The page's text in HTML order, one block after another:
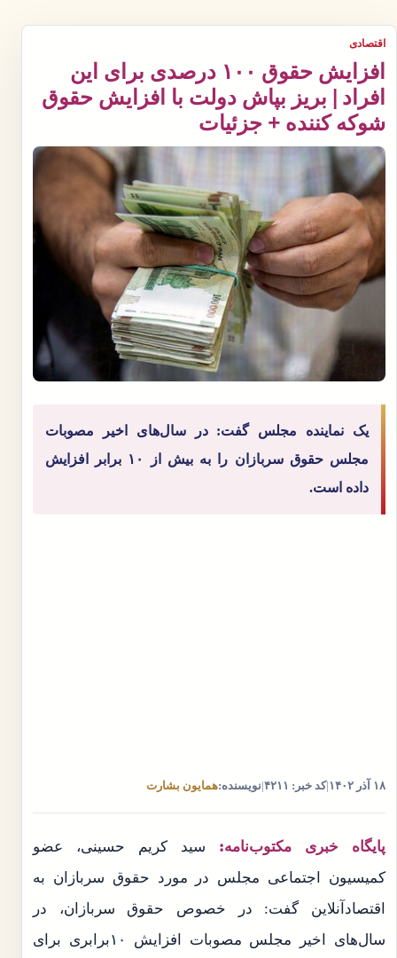
اقتصادی
افزایش حقوق ۱۰۰ درصدی برای این
افراد | بریز بپاش دولت با افزایش حقوق
شوکه کننده + جزئیات
یک نماینده مجلس گفت: در سال‌های اخیر مصوبات
مجلس حقوق سربازان را به بیش از ۱۰ برابر افزایش
داده است.
۱۸ آذر ۱۴۰۲ |کد خبر: ۴۲۱۱ نویسنده:همایون بشارت
پایگاه خبری مکتوب‌نامه: سید کریم حسینی، عضو
کمیسیون اجتماعی مجلس در مورد حقوق سربازان به
اقتصادآنلاین گفت: در خصوص حقوق سربازان، در
سال‌های اخیر مجلس مصوبات افزایش ۱۰برابری برای